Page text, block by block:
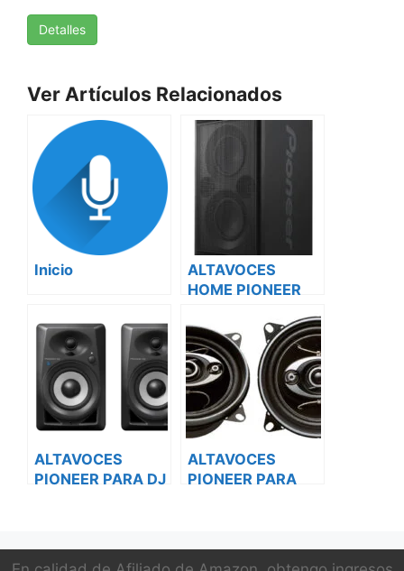
Detalles
Ver Artículos Relacionados
Inicio
ALTAVOCES
HOME PIONEER
ALTAVOCES
PIONEER PARA DJ
ALTAVOCES
PIONEER PARA